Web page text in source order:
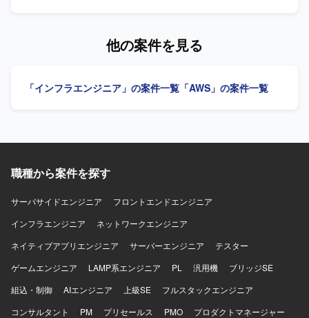
や統合運用製品のエージェント導入などを行っていただき
きいプロジェクトに裁量を持って関わることができます。
積むことができます。 【開発環境】 中・大規模ネットワー
の整理からAWS基盤の設計、IaC実装、運用設計までを一気
理し、それらを根拠にネットワークやコンテナ基盤、デー
Fargateを用いたコンテナ基盤設計、Aurora PostgreSQLや
っていただきます。また、WAFやGuardDuty、Security
TerraformやAWS CDKによるIaC実装、GitHub Actionsや
のCI/CDパイプライン構築も担当いただきます。さらに、オ
フィスネットワークとクラウドを接続するクラウド側ネッ
トワーク設定や、障害対応、バックアップおよびリスト
ア、権限、コスト監視などの運用設計も行っていただきま
用設計まで一人で完結できる自走力をお持ちの方を求めて
おります。セキュリティ、可用性、コストのトレードオフ
他の案件を見る
「インフラエンジニア」の案件一覧 「AWS」の案件一覧
職種から案件を探す
サーバサイドエンジニア
フロントエンドエンジニア
インフラエンジニア
ネットワークエンジニア
ネイティブアプリエンジニア
サーバーエンジニア
テスター
ゲームエンジニア
LAMP系エンジニア PL 汎用機
ブリッジSE
組込・制御
AIエンジニア 上級SE
フルスタックエンジニア
コンサルタント
PM プリセールス PMO
プロダクトマネージャー